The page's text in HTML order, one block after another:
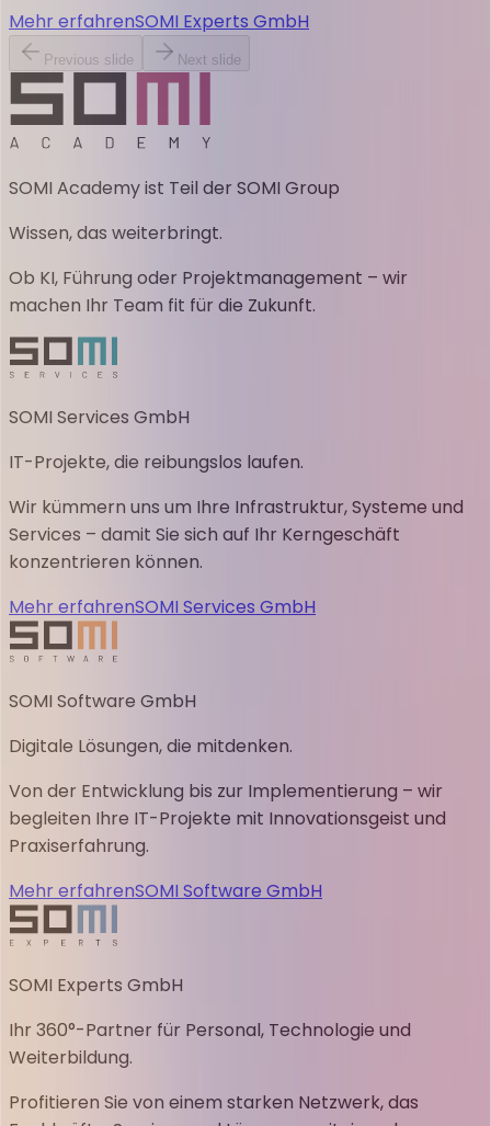
Mehr erfahrenSOMI Experts GmbH
Previous slide Next slide
SOMI Academy ist Teil der SOMI Group
Wissen, das weiterbringt.
Ob KI, Führung oder Projektmanagement – wir
machen Ihr Team fit für die Zukunft.
SOMI Services GmbH
IT-Projekte, die reibungslos laufen.
Wir kümmern uns um Ihre Infrastruktur, Systeme und
Services – damit Sie sich auf Ihr Kerngeschäft
konzentrieren können.
Mehr erfahrenSOMI Services GmbH
SOMI Software GmbH
Digitale Lösungen, die mitdenken.
Von der Entwicklung bis zur Implementierung – wir
begleiten Ihre IT-Projekte mit Innovationsgeist und
Praxiserfahrung.
Mehr erfahrenSOMI Software GmbH
SOMI Experts GmbH
Ihr 360°-Partner für Personal, Technologie und
Weiterbildung.
Profitieren Sie von einem starken Netzwerk, das